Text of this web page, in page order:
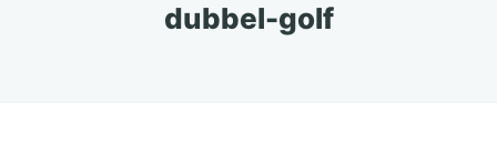
dubbel-golf